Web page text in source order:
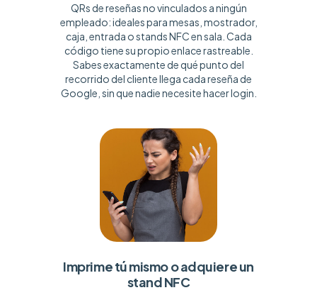
QRs de reseñas no vinculados a ningún
empleado: ideales para mesas, mostrador,
caja, entrada o stands NFC en sala. Cada
código tiene su propio enlace rastreable.
Sabes exactamente de qué punto del
recorrido del cliente llega cada reseña de
Google, sin que nadie necesite hacer login.
Imprime tú mismo o adquiere un
stand NFC